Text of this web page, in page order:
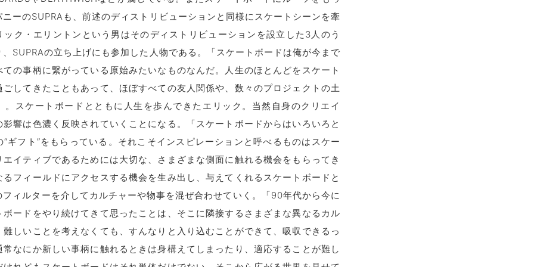
ーのSUPRAも、前述のディストリビューションと同様にスケートシーンを牽
ック・エリントンという男はそのディストリビューションを設立した3人のう
SUPRAの立ち上げにも参加した人物である。「スケートボードは俺が今まで
の事柄に繋がっている原始みたいなものなんだ。人生のほとんどをスケート
してきたこともあって、ほぼすべての友人関係や、数々のプロジェクトの土
。スケートボードとともに人生を歩んできたエリック。当然自身のクリエイ
響は色濃く反映されていくことになる。「スケートボードからはいろいろと
ギフト”をもらっている。それこそインスピレーションと呼べるものはスケー
イティブであるためには大切な、さまざまな側面に触れる機会をもらってき
フィールドにアクセスする機会を生み出し、与えてくれるスケートボードと
ィルターを介してカルチャーや物事を混ぜ合わせていく。「90年代から今に
ードをやり続けてきて思ったことは、そこに隣接するさまざまな異なるカル
しいことを考えなくても、すんなりと入り込むことができて、吸収できるっ
なにか新しい事柄に触れるときは身構えてしまったり、適応することが難し